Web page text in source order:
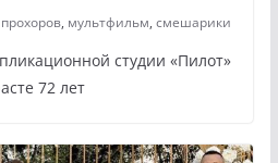
, мультфильм, смешарики
студии «Пилот»
72 лет